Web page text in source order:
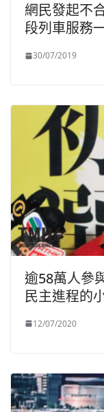
網民發起不
段列車服務
30/07/2019
逾58萬人參
民主進程的
12/07/2020